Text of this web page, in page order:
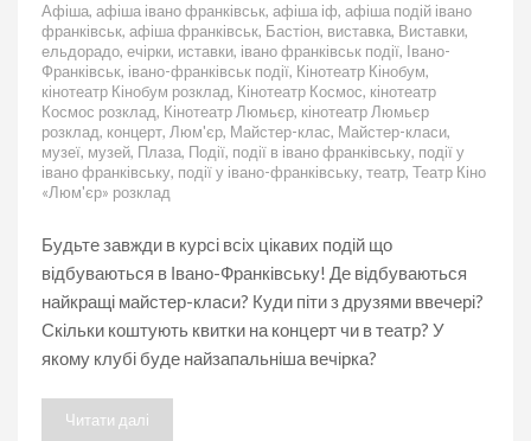
подій
на
16.03.2020
Афіша, афіша івано франківськ, афіша іф, афіша подій івано
франківськ, афіша франківськ, Бастіон, виставка, Виставки,
ельдорадо, ечірки, иставки, івано франківськ події, Івано-
Франківськ, івано-франківськ події, Кінотеатр Кінобум,
кінотеатр Кінобум розклад, Кінотеатр Космос, кінотеатр
Космос розклад, Кінотеатр Люмьєр, кінотеатр Люмьєр
розклад, концерт, Люм'єр, Майстер-клас, Майстер-класи,
музеї, музей, Плаза, Події, події в івано франківську, події у
івано франківську, події у івано-франківську, театр, Театр Кіно
«Люм'єр» розклад
Будьте завжди в курсі всіх цікавих подій що
відбуваються в Івано-Франківську! Де відбуваються
найкращі майстер-класи? Куди піти з друзями ввечері?
Скільки коштують квитки на концерт чи в театр? У
якому клубі буде найзапальніша вечірка?
Читати далі